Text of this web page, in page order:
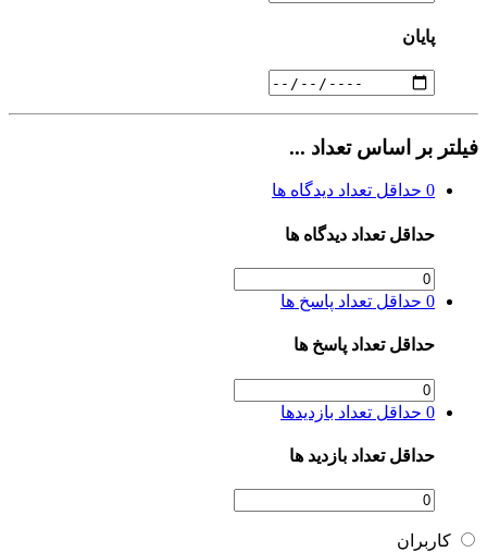
پایان
فیلتر بر اساس تعداد ...
0 حداقل تعداد دیدگاه ها
حداقل تعداد دیدگاه ها
0 حداقل تعداد پاسخ ها
حداقل تعداد پاسخ ها
0 حداقل تعداد بازدیدها
حداقل تعداد بازدید ها
کاربران